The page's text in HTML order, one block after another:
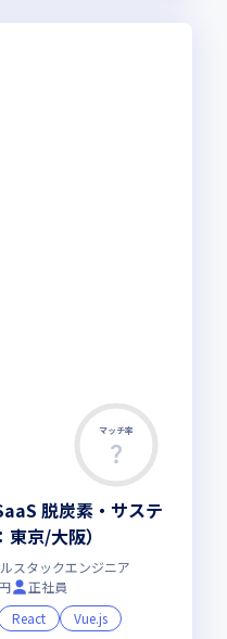
マッチ率
脱炭素・サステ
京/大阪）
スタックエンジニア
正社員
React
Vue.js